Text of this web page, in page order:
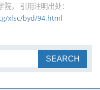
， 引用注明出处：
xlsc/byd/94.html
SEARCH